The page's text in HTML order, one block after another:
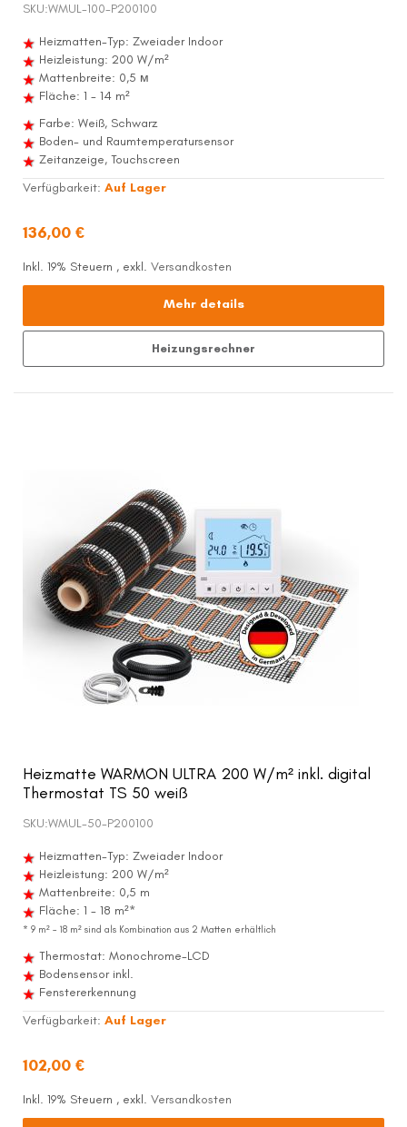
SKU:WMUL-100-P200100
Heizmatten-Typ: Zweiader Indoor
Heizleistung: 200 W/m²
Mattenbreite: 0,5 м
Fläche: 1 - 14 m²
Farbe: Weiß, Schwarz
Boden- und Raumtemperatursensor
Zeitanzeige, Touchscreen
Verfügbarkeit: Auf Lager
136,00 €
Inkl. 19% Steuern , exkl. Versandkosten
Mehr details
Heizungsrechner
Heizmatte WARMON ULTRA 200 W/m² inkl. digital
Thermostat TS 50 weiß
SKU:WMUL-50-P200100
Heizmatten-Typ: Zweiader Indoor
Heizleistung: 200 W/m²
Mattenbreite: 0,5 m
Fläche: 1 - 18 m²*
* 9 m² – 18 m² sind als Kombination aus 2 Matten erhältlich
Thermostat: Monochrome-LCD
Bodensensor inkl.
Fenstererkennung
Verfügbarkeit: Auf Lager
102,00 €
Inkl. 19% Steuern , exkl. Versandkosten